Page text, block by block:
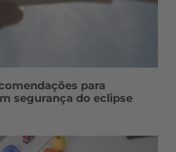
para
segurança do eclipse